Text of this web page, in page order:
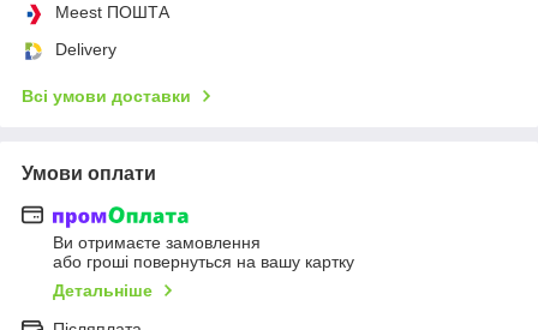
Meest ПОШТА
Delivery
Всі умови доставки
Умови оплати
Ви отримаєте замовлення
або гроші повернуться на вашу картку
Детальніше